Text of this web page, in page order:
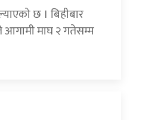
छ । बिहीबार
आगामी माघ २ गतेसम्म